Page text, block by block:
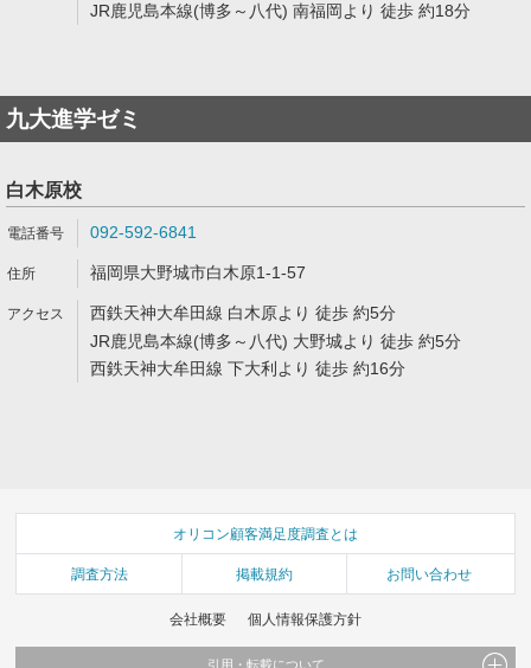
JR鹿児島本線(博多～八代) 南福岡より 徒歩 約18分
九大進学ゼミ
白木原校
092-592-6841
福岡県大野城市白木原1-1-57
西鉄天神大牟田線 白木原より 徒歩 約5分
JR鹿児島本線(博多～八代) 大野城より 徒歩 約5分
西鉄天神大牟田線 下大利より 徒歩 約16分
オリコン顧客満足度調査とは
調査方法 掲載規約 お問い合わせ
会社概要 個人情報保護方針
引用・転載について